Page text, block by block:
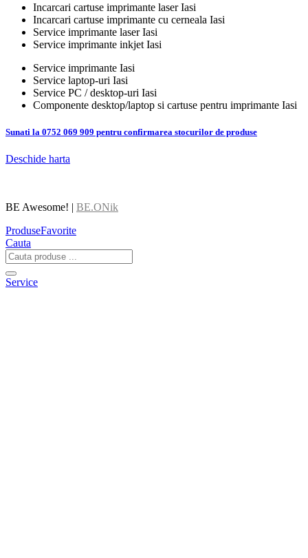
Incarcari cartuse imprimante laser Iasi
Incarcari cartuse imprimante cu cerneala Iasi
Service imprimante laser Iasi
Service imprimante inkjet Iasi
Service imprimante Iasi
Service laptop-uri Iasi
Service PC / desktop-uri Iasi
Componente desktop/laptop si cartuse pentru imprimante Iasi
Sunati la 0752 069 909 pentru confirmarea stocurilor de produse
Deschide harta
BE Awesome! | BE.ONik
ProduseFavorite
Cauta
Service